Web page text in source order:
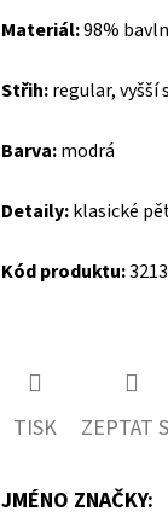
Materiál:98%
Střih:regular, vyšší
Barva:modrá
Detaily:klasické
Kód produktu:
TISK ZEPTAT
JMÉNO ZNAČKY: